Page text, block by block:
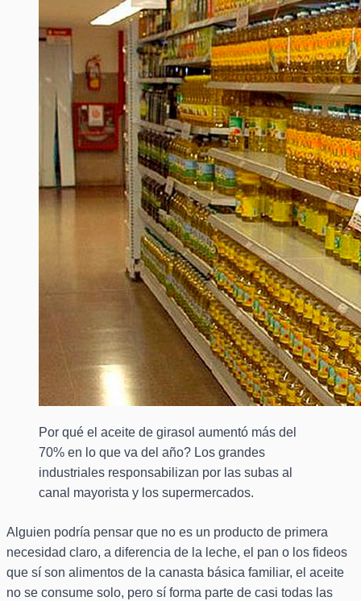
Por qué el aceite de girasol aumentó más del
70% en lo que va del año? Los grandes
industriales responsabilizan por las subas al
canal mayorista y los supermercados.
Alguien podría pensar que no es un producto de primera
necesidad claro, a diferencia de la leche, el pan o los fideos
que sí son alimentos de la canasta básica familiar, el aceite
no se consume solo, pero sí forma parte de casi todas las